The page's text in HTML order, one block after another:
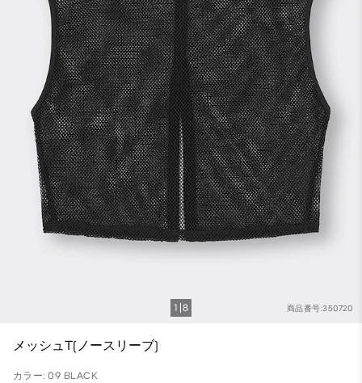
商品番号:350720
1 8
メッシュT(ノースリーブ)
カラー: 09 BLACK